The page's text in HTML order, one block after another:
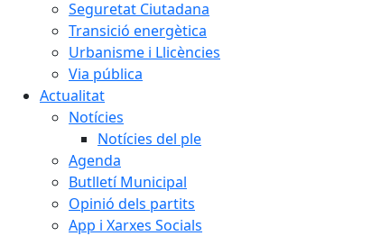
Seguretat Ciutadana
Transició energètica
Urbanisme i Llicències
Via pública
Actualitat
Notícies
Notícies del ple
Agenda
Butlletí Municipal
Opinió dels partits
App i Xarxes Socials